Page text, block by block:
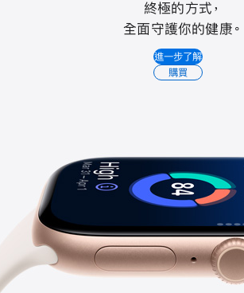
Apple
Watch
Series
終極的方式 ，
全面守護你的健康 。
進一步了解
購買